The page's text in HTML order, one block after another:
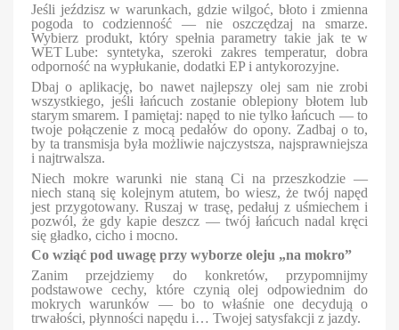
Jeśli jeździsz w warunkach, gdzie wilgoć, błoto i zmienna
pogoda to codzienność — nie oszczędzaj na smarze.
Wybierz produkt, który spełnia parametry takie jak te w
WET Lube: syntetyka, szeroki zakres temperatur, dobra
odporność na wypłukanie, dodatki EP i antykorozyjne.
Dbaj o aplikację, bo nawet najlepszy olej sam nie zrobi
wszystkiego, jeśli łańcuch zostanie oblepiony błotem lub
starym smarem. I pamiętaj: napęd to nie tylko łańcuch — to
twoje połączenie z mocą pedałów do opony. Zadbaj o to,
by ta transmisja była możliwie najczystsza, najsprawniejsza
i najtrwalsza.
Niech mokre warunki nie staną Ci na przeszkodzie —
niech staną się kolejnym atutem, bo wiesz, że twój napęd
jest przygotowany. Ruszaj w trasę, pedałuj z uśmiechem i
pozwól, że gdy kapie deszcz — twój łańcuch nadal kręci
się gładko, cicho i mocno.
Co wziąć pod uwagę przy wyborze oleju „na mokro”
Zanim przejdziemy do konkretów, przypomnijmy
podstawowe cechy, które czynią olej odpowiednim do
mokrych warunków — bo to właśnie one decydują o
trwałości, płynności napędu i… Twojej satysfakcji z jazdy.